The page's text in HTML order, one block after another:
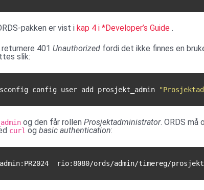
pakken er vist i kap 4 i *Developer’s Guide .
401 Unauthorized fordi det ikke finnes en
slik:
config user add prosjekt_admin
og den får rollen Prosjektadministrator. ORDS
curl og basic authentication: